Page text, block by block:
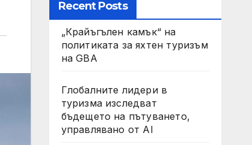
Recent Posts
„Крайъгълен камък“ на
политиката за яхтен туризъм
на GBA
Глобалните лидери в
туризма изследват
бъдещето на пътуването,
управлявано от AI